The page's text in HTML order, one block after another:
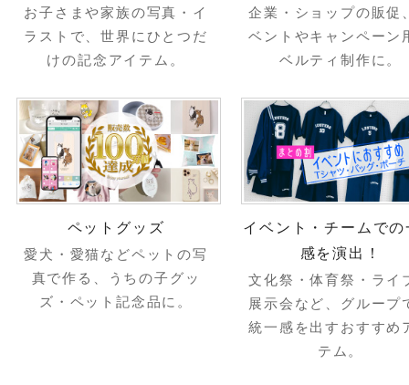
お子さまや家族の写真・イ
ラストで、世界にひとつだ
けの記念アイテム。
企業・ショップの販促
ベントやキャンペーン
ベルティ制作に。
ペットグッズ
愛犬・愛猫などペットの写
真で作る、うちの子グッ
ズ・ペット記念品に。
イベント・チームでの
感を演出！
文化祭・体育祭・ライ
展示会など、グループ
統一感を出すおすすめ
テム。